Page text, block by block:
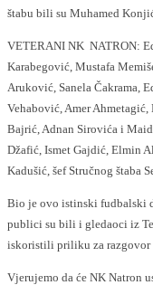
štabu bili su Muhamed
VETERANI NK NATRON:
Karabegović, Mustafa
Aruković, Sanela Čakrama,
Vehabović, Amer
Bajrić, Adnan Sirovića i
Džafić, Ismet Gajdić, Elmin
Kadušić, šef Stručnog štaba
Bio je ovo istinski fudbalski
publici su bili i gledaoci iz
iskoristili priliku za razgovor
Vjerujemo da će NK Natron